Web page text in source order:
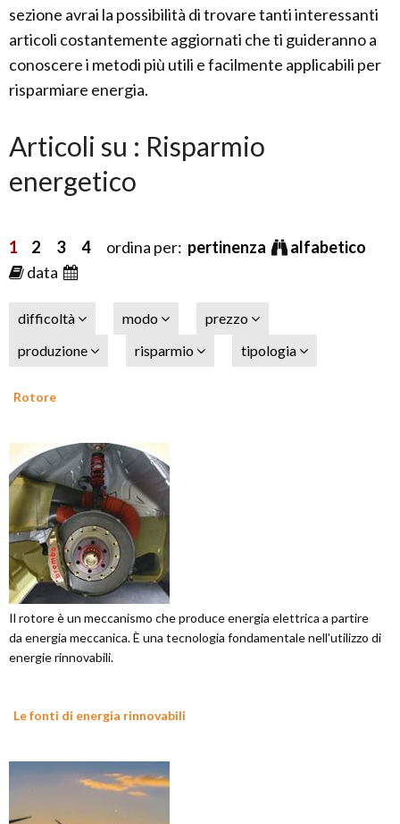
sezione avrai la possibilità di trovare tanti interessanti
articoli costantemente aggiornati che ti guideranno a
conoscere i metodi più utili e facilmente applicabili per
risparmiare energia.
Articoli su : Risparmio
energetico
1 2 3 4ordina per: pertinenza
alfabetico
data
difficoltà modo
prezzo
produzione
risparmio tipologia
Rotore
Il rotore è un meccanismo che produce energia elettrica a partire
da energia meccanica. È una tecnologia fondamentale nell'utilizzo di
energie rinnovabili.
Le fonti di energia rinnovabili